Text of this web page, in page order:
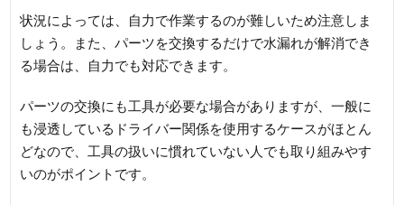
状況によっては、自力で作業するのが難しいため注意しま
しょう。また、パーツを交換するだけで水漏れが解消でき
る場合は、自力でも対応できます。
パーツの交換にも工具が必要な場合がありますが、一般に
も浸透しているドライバー関係を使用するケースがほとん
どなので、工具の扱いに慣れていない人でも取り組みやす
いのがポイントです。